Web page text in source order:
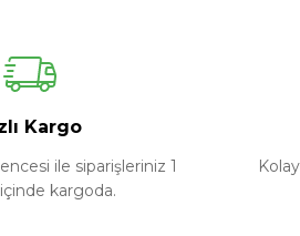
Kargo
ile siparişleriniz 1
kargoda.